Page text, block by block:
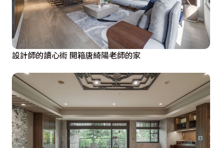
設計師的讀心術 開箱唐綺陽老師的家